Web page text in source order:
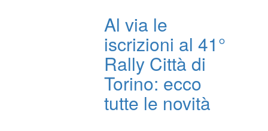
Al via le
iscrizioni al 41°
Rally Città di
Torino: ecco
tutte le novità